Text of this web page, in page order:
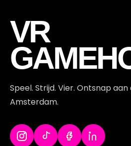
VR
Speel. Strijd. Vier. Ontsnap
Amsterdam.